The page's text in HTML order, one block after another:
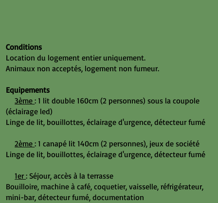
Conditions
Location du logement entier uniquement.
Animaux non acceptés, logement non fumeur.
Equipements
3ème: 1 lit double 160cm (2 personnes) sous la coupole
(éclairage led)
Linge de lit, bouillottes, éclairage d'urgence, détecteur fumé
2ème: 1 canapé lit 140cm (2 personnes), jeux de société
Linge de lit, bouillottes, éclairage d'urgence, détecteur fumé
1er: Séjour, accès à la terrasse
Bouilloire, machine à café, coquetier, vaisselle, réfrigérateur,
mini-bar, détecteur fumé, documentation